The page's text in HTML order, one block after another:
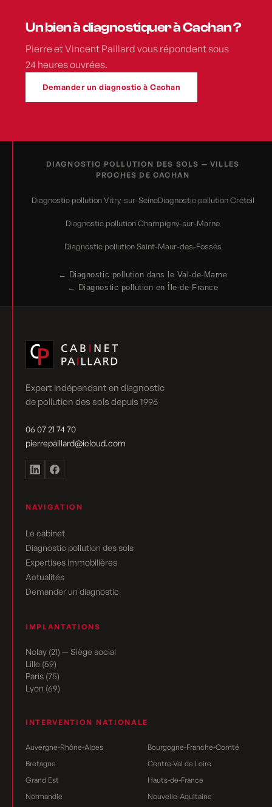
Un bien à diagnostiquer à Cachan ?
Pierre et Vincent Paillard vous répondent sous
24 heures ouvrées.
Demander un diagnostic à Cachan
DIAGNOSTIC POLLUTION DES SOLS — VILLES
PROCHES DE CACHAN
Diagnostic pollution Vitry-sur-SeineDiagnostic pollution Créteil
Diagnostic pollution Champigny-sur-Marne
Diagnostic pollution Saint-Maur-des-Fossés
← Diagnostic pollution dans le Val-de-Marne
← Diagnostic pollution en Île-de-France
Expert indépendant en diagnostic
de pollution des sols depuis 1996
06 07 21 74 70
pierrepaillard@icloud.com
NAVIGATION
Le cabinet
Diagnostic pollution des sols
Expertises immobilières
Actualités
Demander un diagnostic
IMPLANTATIONS
Nolay (21) — Siège social
Lille (59)
Paris (75)
Lyon (69)
INTERVENTION NATIONALE
Auvergne-Rhône-Alpes
Bourgogne-Franche-Comté
Bretagne
Centre-Val de Loire
Grand Est
Hauts-de-France
Normandie
Nouvelle-Aquitaine